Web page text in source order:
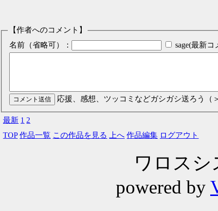
【作者へのコメント】
名前（省略可）：
sage(最新
応援、感想、ツッコミなどガシガシ送ろう（
最新 1 2
TOP 作品一覧 この作品を見る 上へ 作品編集 ログアウト
ワロスシ
powered by